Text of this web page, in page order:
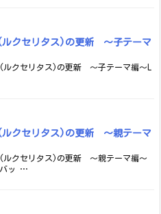
クセリタス)の更新 ～子テーマ
クセリタス)の更新 ～子テーマ編～L
クセリタス)の更新 ～親テーマ
クセリタス)の更新 ～親テーマ編～
バッ …